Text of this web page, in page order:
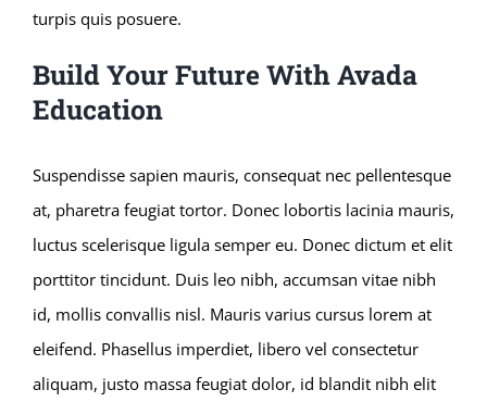
turpis quis posuere.
Build Your Future With Avada
Education
Suspendisse sapien mauris, consequat nec pellentesque
at, pharetra feugiat tortor. Donec lobortis lacinia mauris,
luctus scelerisque ligula semper eu. Donec dictum et elit
porttitor tincidunt. Duis leo nibh, accumsan vitae nibh
id, mollis convallis nisl. Mauris varius cursus lorem at
eleifend. Phasellus imperdiet, libero vel consectetur
aliquam, justo massa feugiat dolor, id blandit nibh elit